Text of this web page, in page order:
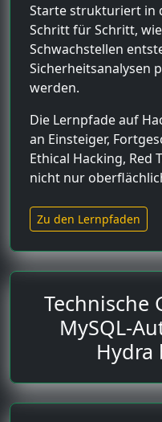
Starte strukturiert in
Schritt für Schritt,
Schwachstellen
Sicherheitsanalysen
werden.
Die Lernpfade auf
an Einsteiger,
Ethical Hacking, Red
nicht nur
Zu den Lernpfaden
Technische
MySQL-
Hydra